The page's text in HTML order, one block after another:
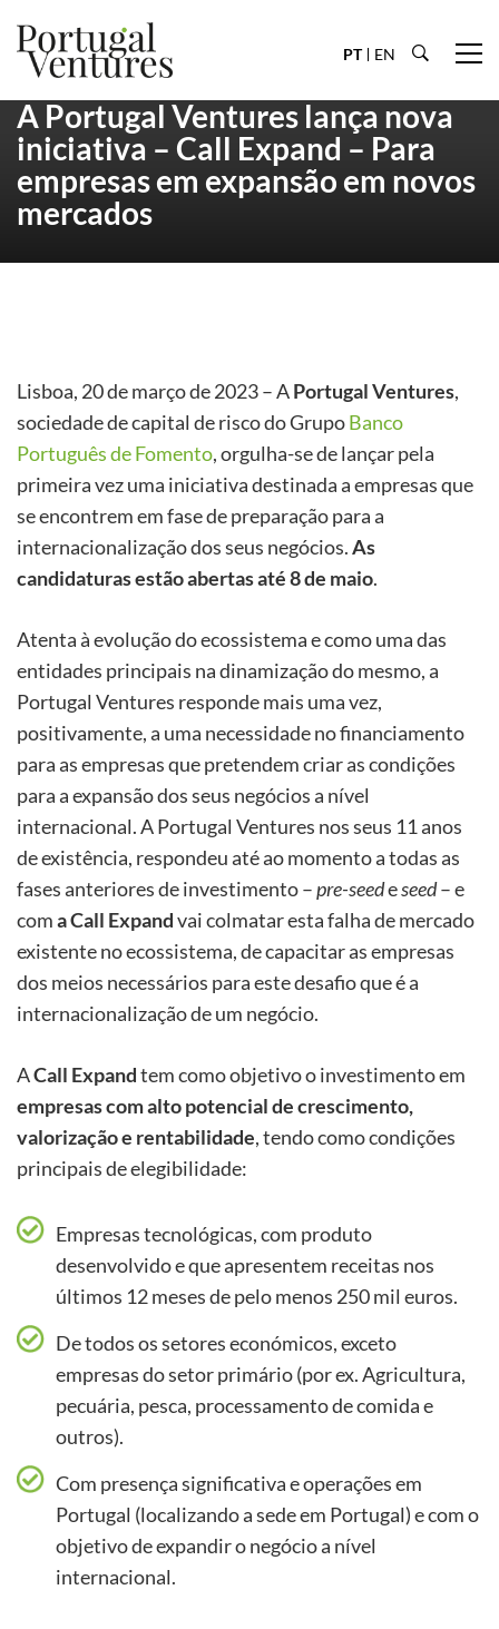
PT EN
A Portugal Ventures lança nova
iniciativa – Call Expand – Para
empresas em expansão em novos
mercados
Lisboa, 20 de março de 2023 – APortugal Ventures,
sociedade de capital de risco do GrupoBanco
Português de Fomento, orgulha-se de lançar pela
primeira vez uma iniciativa destinada a empresas que
se encontrem em fase de preparação para a
internacionalização dos seus negócios.As
candidaturas estão abertas até 8 de maio.
Atenta à evolução do ecossistema e como uma das
entidades principais na dinamização do mesmo, a
Portugal Ventures responde mais uma vez,
positivamente, a uma necessidade no financiamento
para as empresas que pretendem criar as condições
para a expansão dos seus negócios a nível
internacional. A Portugal Ventures nos seus 11 anos
de existência, respondeu até ao momento a todas as
fases anteriores de investimento –pre-seedeseed– e
coma Call Expandvai colmatar esta falha de mercado
existente no ecossistema, de capacitar as empresas
dos meios necessários para este desafio que é a
internacionalização de um negócio.
ACall Expandtem como objetivo o investimento em
empresas com alto potencial de crescimento,
valorização e rentabilidade, tendo como condições
principais de elegibilidade:
Empresas tecnológicas, com produto
desenvolvido e que apresentem receitas nos
últimos 12 meses de pelo menos 250 mil euros.
De todos os setores económicos, exceto
empresas do setor primário (por ex. Agricultura,
pecuária, pesca, processamento de comida e
outros).
Com presença significativa e operações em
Portugal (localizando a sede em Portugal) e com o
objetivo de expandir o negócio a nível
internacional.